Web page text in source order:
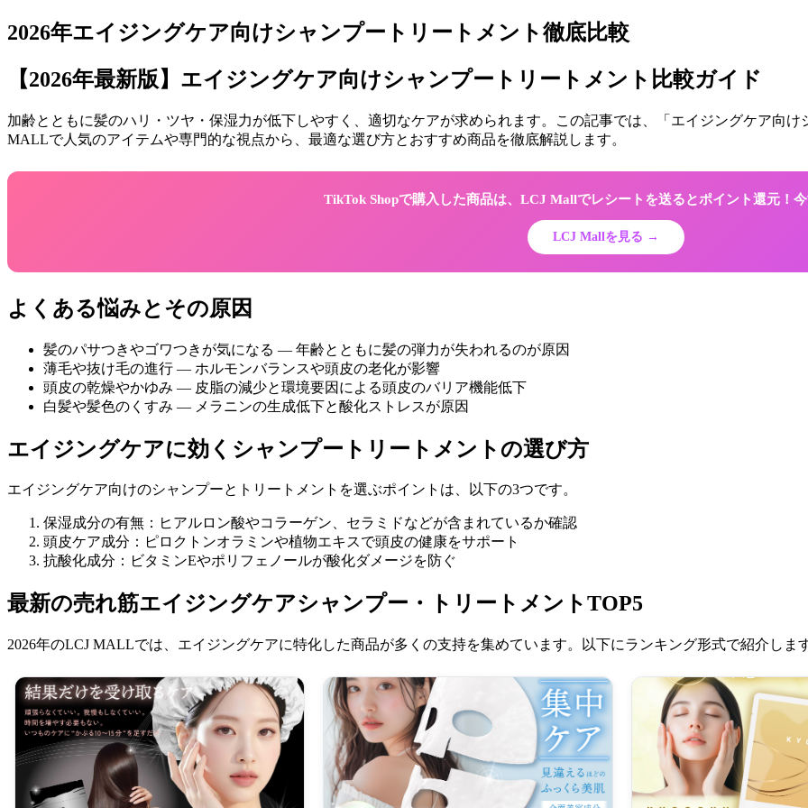
2026年エイジングケア向けシャンプートリートメント徹底比較
【2026年最新版】エイジングケア向けシャンプートリートメント比較ガイド
加齢とともに髪のハリ・ツヤ・保湿力が低下しやすく、適切なケアが求められます。この記事では、「エイジングケア向
MALLで人気のアイテムや専門的な視点から、最適な選び方とおすすめ商品を徹底解説します。
TikTok Shopで購入した商品は、LCJ Mallでレシートを送るとポイント還元！
LCJ Mallを見る →
よくある悩みとその原因
髪のパサつきやゴワつきが気になる — 年齢とともに髪の弾力が失われるのが原因
薄毛や抜け毛の進行 — ホルモンバランスや頭皮の老化が影響
頭皮の乾燥やかゆみ — 皮脂の減少と環境要因による頭皮のバリア機能低下
白髪や髪色のくすみ — メラニンの生成低下と酸化ストレスが原因
エイジングケアに効くシャンプートリートメントの選び方
エイジングケア向けのシャンプーとトリートメントを選ぶポイントは、以下の3つです。
保湿成分の有無：ヒアルロン酸やコラーゲン、セラミドなどが含まれているか確認
頭皮ケア成分：ピロクトンオラミンや植物エキスで頭皮の健康をサポート
抗酸化成分：ビタミンEやポリフェノールが酸化ダメージを防ぐ
最新の売れ筋エイジングケアシャンプー・トリートメントTOP5
2026年のLCJ MALLでは、エイジングケアに特化した商品が多くの支持を集めています。以下にランキング形式で紹介しま